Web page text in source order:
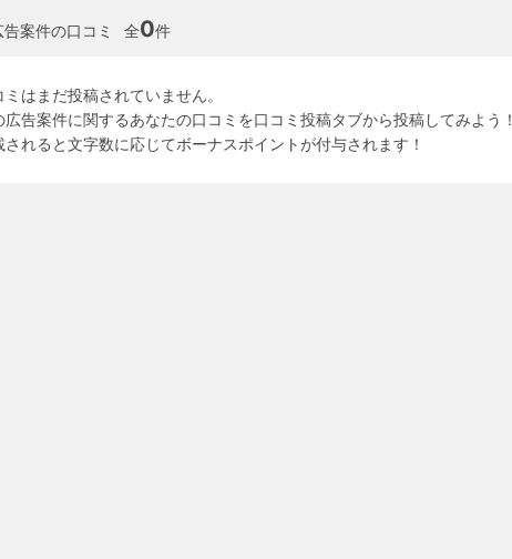
告案件の口コミ 全0件
ミはまだ投稿されていません。
広告案件に関するあなたの口コミを口コミ投稿タブから投稿してみよう！
されると文字数に応じてボーナスポイントが付与されます！